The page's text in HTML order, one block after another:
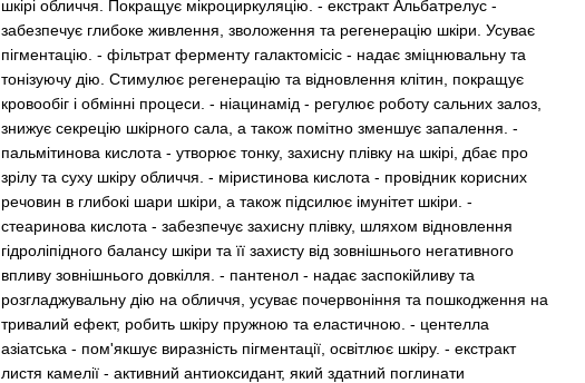
шкірі обличчя. Покращує мікроциркуляцію. - екстракт Альбатрелус -
забезпечує глибоке живлення, зволоження та регенерацію шкіри. Усуває
пігментацію. - фільтрат ферменту галактомісіс - надає зміцнювальну та
тонізуючу дію. Стимулює регенерацію та відновлення клітин, покращує
кровообіг і обмінні процеси. - ніацинамід - регулює роботу сальних залоз,
знижує секрецію шкірного сала, а також помітно зменшує запалення. -
пальмітинова кислота - утворює тонку, захисну плівку на шкірі, дбає про
зрілу та суху шкіру обличчя. - міристинова кислота - провідник корисних
речовин в глибокі шари шкіри, а також підсилює імунітет шкіри. -
стеаринова кислота - забезпечує захисну плівку, шляхом відновлення
гідроліпідного балансу шкіри та її захисту від зовнішнього негативного
впливу зовнішнього довкілля. - пантенол - надає заспокійливу та
розгладжувальну дію на обличчя, усуває почервоніння та пошкодження на
тривалий ефект, робить шкіру пружною та еластичною. - центелла
азіатська - пом'якшує виразність пігментації, освітлює шкіру. - екстракт
листя камелії - активний антиоксидант, який здатний поглинати